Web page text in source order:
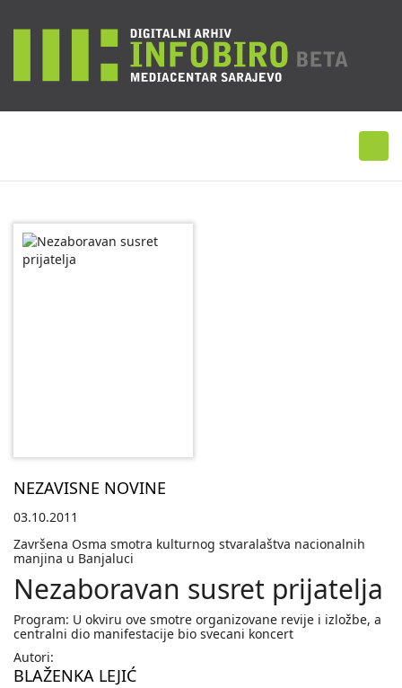
NEZAVISNE NOVINE
03.10.2011
Završena Osma smotra kulturnog stvaralaštva nacionalnih
manjina u Banjaluci
Nezaboravan susret prijatelja
Program: U okviru ove smotre organizovane revije i izložbe, a
centralni dio manifestacije bio svecani koncert
Autori:
BLAŽENKA LEJIĆ